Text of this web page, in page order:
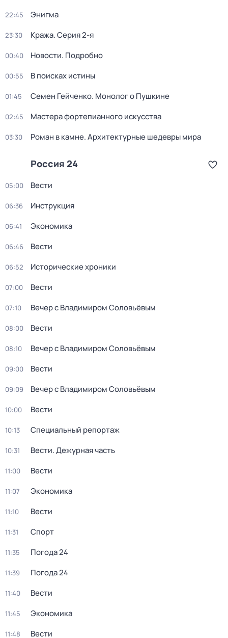
22:45 Энигма
23:30 Кража. Серия 2-я
00:40 Новости. Подробно
00:55 В поисках истины
01:45 Семен Гейченко. Монолог о Пушкине
02:45 Мастера фортепианного искусства
03:30 Роман в камне. Архитектурные шедевры мира
Россия 24
05:00 Вести
06:36 Инструкция
06:41 Экономика
06:46 Вести
06:52 Исторические хроники
07:00 Вести
07:10 Вечер с Владимиром Соловьёвым
08:00 Вести
08:10 Вечер с Владимиром Соловьёвым
09:00 Вести
09:09 Вечер с Владимиром Соловьёвым
10:00 Вести
10:13 Специальный репортаж
10:31 Вести. Дежурная часть
11:00 Вести
11:07 Экономика
11:10 Вести
11:31 Спорт
11:35 Погода 24
11:39 Погода 24
11:40 Вести
11:45 Экономика
11:48 Вести